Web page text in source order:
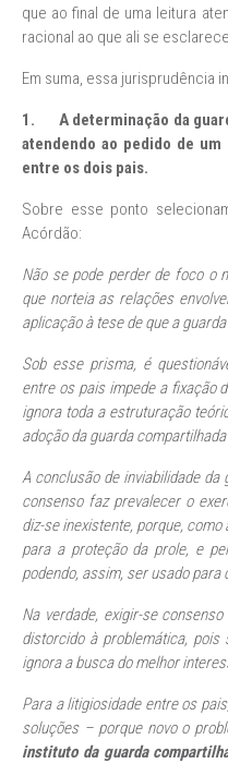
que ao final de uma leitura
racional ao que ali se
Em suma, essa jurisprudência
1. A determinação da
atendendo ao pedido de
entre os dois pais.
Sobre esse ponto
Acórdão:
Não se pode perder de foco o
que norteia as relações
aplicação à tese de que a
Sob esse prisma, é
entre os pais impede a fixação
ignora toda a estruturação
adoção da guarda
A conclusão de inviabilidade
consenso faz prevalecer o
diz-se inexistente, porque,
para a proteção da prole, e
podendo, assim, ser usado
Na verdade, exigir-se
distorcido à problemática,
ignora a busca do melhor
Para a litigiosidade entre os
soluções – porque novo o
instituto da guarda